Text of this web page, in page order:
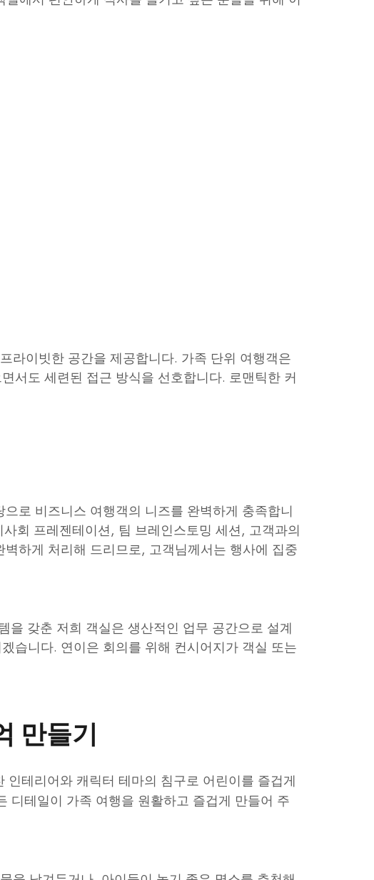
라이빗한 공간을 제공합니다. 가족 단위 여행객은
서도 세련된 접근 방식을 선호합니다. 로맨틱한 커
로 비즈니스 여행객의 니즈를 완벽하게 충족합니
회 프레젠테이션, 팀 브레인스토밍 세션, 고객과의
하게 처리해 드리므로, 고객님께서는 행사에 집중
을 갖춘 저희 객실은 생산적인 업무 공간으로 설계
습니다. 연이은 회의를 위해 컨시어지가 객실 또는
만들기
인테리어와 캐릭터 테마의 침구로 어린이를 즐겁게
디테일이 가족 여행을 원활하고 즐겁게 만들어 주